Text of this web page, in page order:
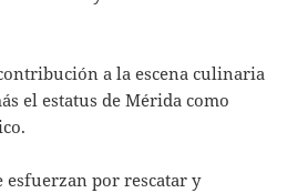
a la escena culinaria
el estatus de Mérida como
esfuerzan por rescatar y